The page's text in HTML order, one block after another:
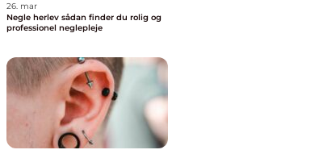
26. mar
Negle herlev sådan finder du rolig og
professionel neglepleje